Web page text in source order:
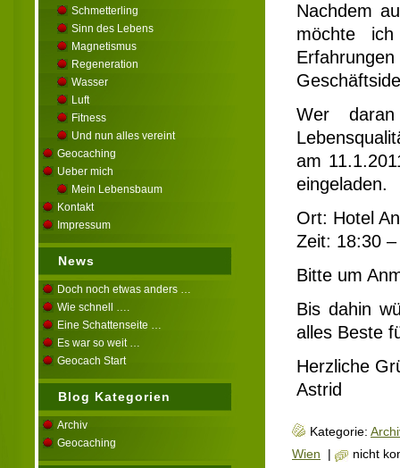
Schmetterling
Sinn des Lebens
Magnetismus
Regeneration
Wasser
Luft
Fitness
Und nun alles vereint
Geocaching
Ueber mich
Mein Lebensbaum
Kontakt
Impressum
News
Doch noch etwas anders …
Wie schnell ….
Eine Schattenseite …
Es war so weit …
Geocach Start
Blog Kategorien
Archiv
Geocaching
Nachdem
möchte
Wer
am
eingeladen.
Ort: Hotel
Zeit: 18:30
Bitte um
Bis dahin
alles Beste
Herzliche
Astrid
Kategorie:
Wien
nicht